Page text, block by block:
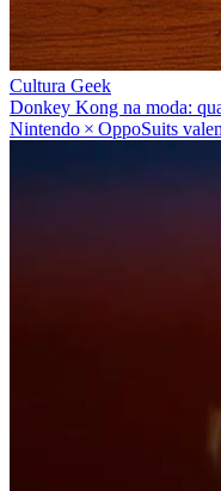
Cultura Geek
Donkey Kong na moda:
Nintendo × OppoSuits